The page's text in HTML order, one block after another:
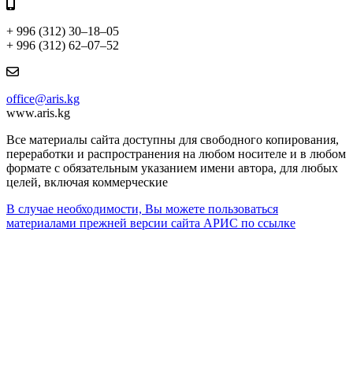
+ 996 (312) 30–18–05
+ 996 (312) 62–07–52
office@aris.kg
www.aris.kg
Все материалы сайта доступны для свободного копирования,
переработки и распространения на любом носителе и в любом
формате с обязательным указанием имени автора, для любых
целей, включая коммерческие
В случае необходимости, Вы можете пользоваться
материалами прежней версии сайта АРИС по ссылке